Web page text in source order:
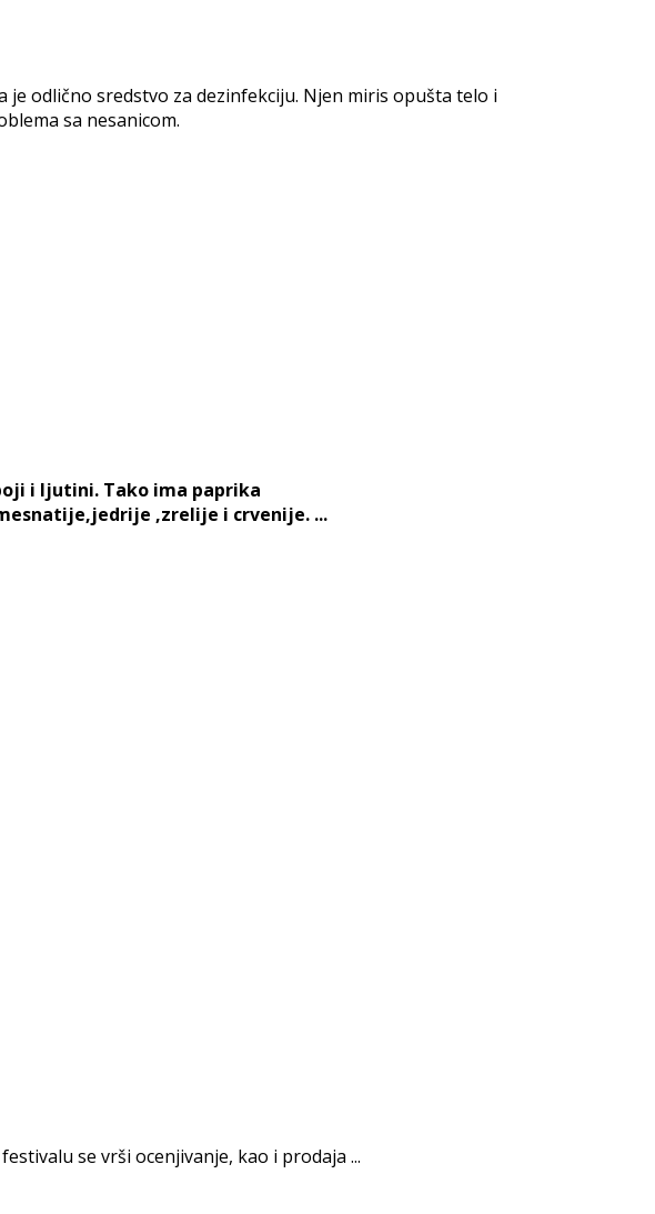
je odlično sredstvo za dezinfekciju. Njen miris opušta telo i
sa nesanicom.
i ljutini. Tako ima paprika
,zrelije i crvenije. ...
se vrši ocenjivanje, kao i prodaja ...